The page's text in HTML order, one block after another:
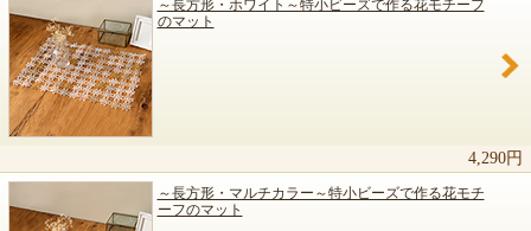
～長方形・ホワイト～特小ビーズで作る花モチーフ
のマット
4,290円
～長方形・マルチカラー～特小ビーズで作る花モチ
ーフのマット